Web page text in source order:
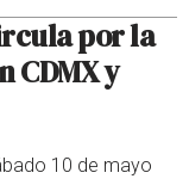
por la
CDMX y
10 de mayo